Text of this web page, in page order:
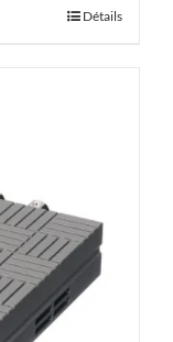
Détails